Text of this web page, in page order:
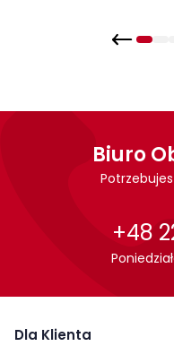
Biuro
+48
Dla Klienta